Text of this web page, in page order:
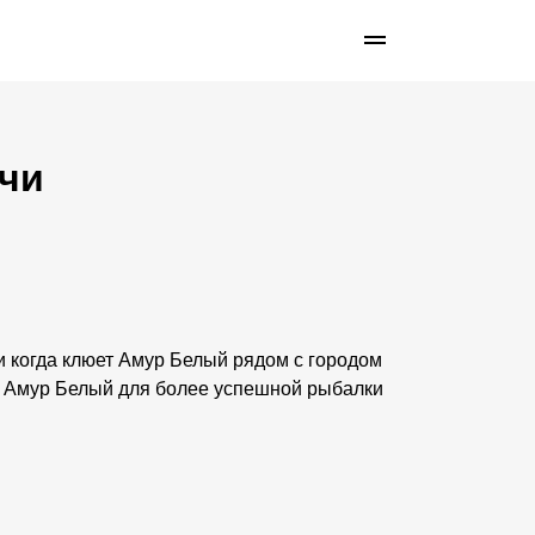
когда клюет Амур Белый рядом с городом
Белый для более успешной рыбалки